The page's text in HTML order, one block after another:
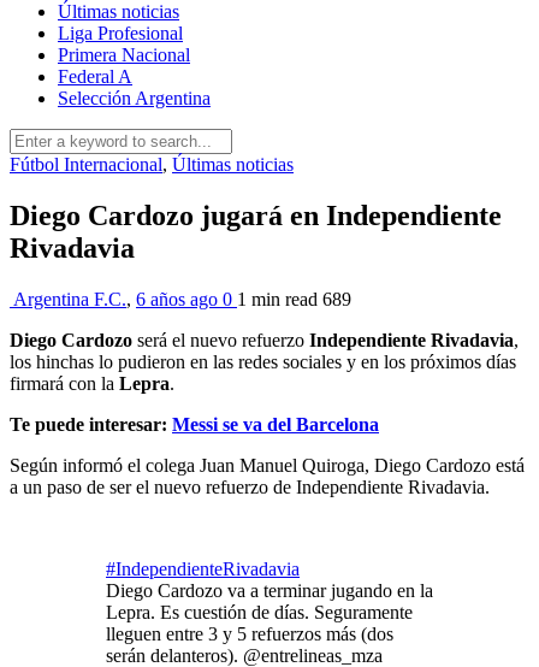
Últimas noticias
Liga Profesional
Primera Nacional
Federal A
Selección Argentina
Fútbol Internacional, Últimas noticias
Diego Cardozo jugará en Independiente
Rivadavia
Argentina F.C., 6 años ago 0 1 min read 689
Diego Cardozo será el nuevo refuerzo Independiente Rivadavia,
los hinchas lo pudieron en las redes sociales y en los próximos días
firmará con la Lepra.
Te puede interesar: Messi se va del Barcelona
Según informó el colega Juan Manuel Quiroga, Diego Cardozo está
a un paso de ser el nuevo refuerzo de Independiente Rivadavia.
#IndependienteRivadavia
Diego Cardozo va a terminar jugando en la
Lepra. Es cuestión de días. Seguramente
lleguen entre 3 y 5 refuerzos más (dos
serán delanteros). @entrelineas_mza